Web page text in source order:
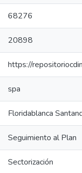
68276
20898
https://
spa
Floridablanca
Seguimiento al Plan
Sectorización